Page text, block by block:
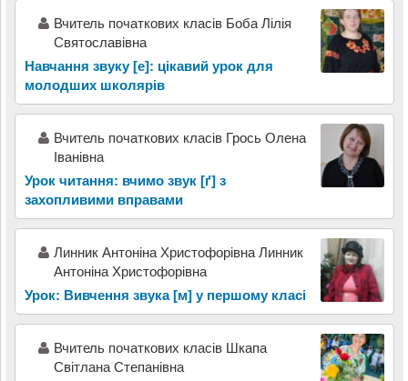
Вчитель початкових класів Боба Лілія
Святославівна
Навчання звуку [е]: цікавий урок для
молодших школярів
Вчитель початкових класів Грось Олена
Іванівна
Урок читання: вчимо звук [ґ] з
захопливими вправами
Линник Антоніна Христофорівна Линник
Антоніна Христофорівна
Урок: Вивчення звука [м] у першому класі
Вчитель початкових класів Шкапа
Світлана Степанівна